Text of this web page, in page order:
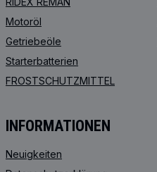
Motoröl
Getriebeöle
Starterbatterien
FROSTSCHUTZMITTEL
INFORMATIONEN
Neuigkeiten